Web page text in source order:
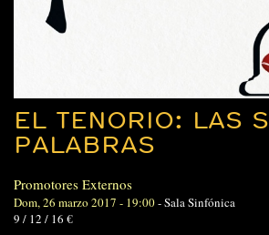
EL TENORIO: LAS
PALABRAS
Promotores Externos
Dom, 26 marzo 2017 - 19:00-Sala Sinfónica
9 / 12 / 16 €